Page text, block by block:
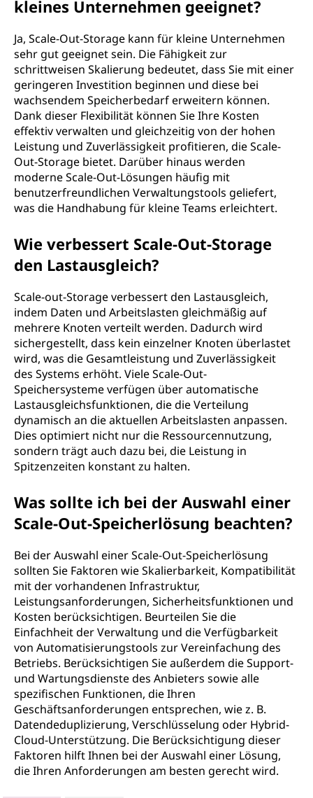
kleines Unternehmen geeignet?
Ja, Scale-Out-Storage kann für kleine Unternehmen
sehr gut geeignet sein. Die Fähigkeit zur
schrittweisen Skalierung bedeutet, dass Sie mit einer
geringeren Investition beginnen und diese bei
wachsendem Speicherbedarf erweitern können.
Dank dieser Flexibilität können Sie Ihre Kosten
effektiv verwalten und gleichzeitig von der hohen
Leistung und Zuverlässigkeit profitieren, die Scale-
Out-Storage bietet. Darüber hinaus werden
moderne Scale-Out-Lösungen häufig mit
benutzerfreundlichen Verwaltungstools geliefert,
was die Handhabung für kleine Teams erleichtert.
Wie verbessert Scale-Out-Storage
den Lastausgleich?
Scale-out-Storage verbessert den Lastausgleich,
indem Daten und Arbeitslasten gleichmäßig auf
mehrere Knoten verteilt werden. Dadurch wird
sichergestellt, dass kein einzelner Knoten überlastet
wird, was die Gesamtleistung und Zuverlässigkeit
des Systems erhöht. Viele Scale-Out-
Speichersysteme verfügen über automatische
Lastausgleichsfunktionen, die die Verteilung
dynamisch an die aktuellen Arbeitslasten anpassen.
Dies optimiert nicht nur die Ressourcennutzung,
sondern trägt auch dazu bei, die Leistung in
Spitzenzeiten konstant zu halten.
Was sollte ich bei der Auswahl einer
Scale-Out-Speicherlösung beachten?
Bei der Auswahl einer Scale-Out-Speicherlösung
sollten Sie Faktoren wie Skalierbarkeit, Kompatibilität
mit der vorhandenen Infrastruktur,
Leistungsanforderungen, Sicherheitsfunktionen und
Kosten berücksichtigen. Beurteilen Sie die
Einfachheit der Verwaltung und die Verfügbarkeit
von Automatisierungstools zur Vereinfachung des
Betriebs. Berücksichtigen Sie außerdem die Support-
und Wartungsdienste des Anbieters sowie alle
spezifischen Funktionen, die Ihren
Geschäftsanforderungen entsprechen, wie z. B.
Datendeduplizierung, Verschlüsselung oder Hybrid-
Cloud-Unterstützung. Die Berücksichtigung dieser
Faktoren hilft Ihnen bei der Auswahl einer Lösung,
die Ihren Anforderungen am besten gerecht wird.